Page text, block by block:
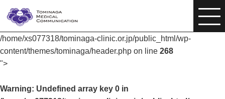
/home/xs077318/tominaga-clinic.or.jp/public_html/wp-
content/themes/tominaga/header.php on line 268
">
Warning: Undefined array key 0 in